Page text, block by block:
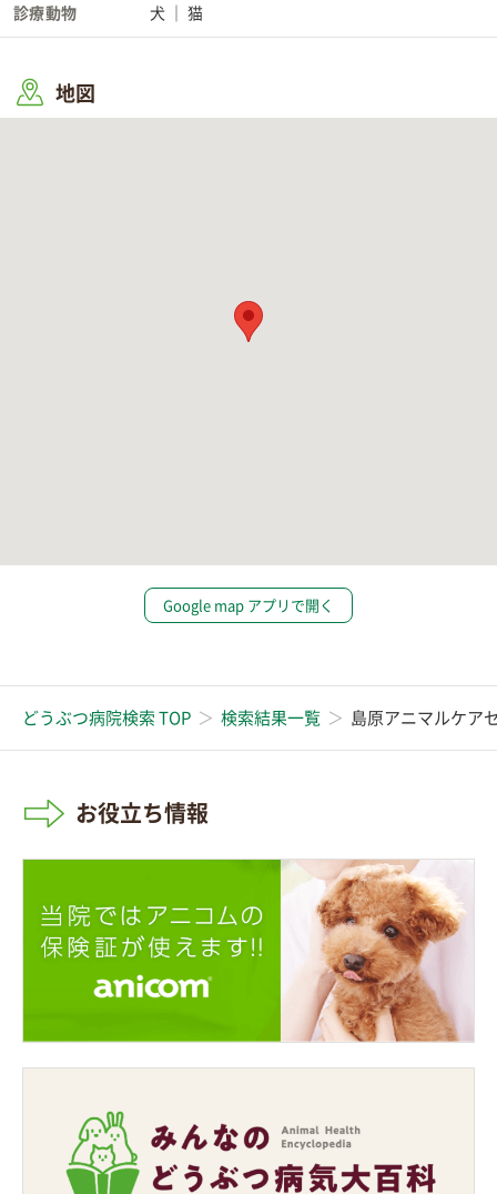
診療動物 犬 猫
地図
Google map アプリで開く
どうぶつ病院検索 TOP 検索結果一覧 島原アニマルケア
お役立ち情報